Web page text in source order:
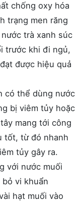
chống oxy hóa
trạng men răng
trà xanh súc
trước khi đi ngủ,
được hiệu quả
có thể dùng nước
bị viêm tủy hoặc
mang tới công
tốt, từ đó nhanh
tủy gây ra.
với nước muối
bỏ vi khuẩn
hạt muối vào